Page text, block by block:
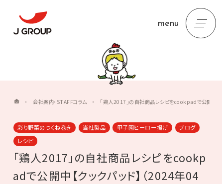
menu
・会社案内・STAFFコラム ・ 「鶏人2017」の自社商品レシピをcookpadで公開中【
彩り野菜のつくね巻き 当社製品 甲子園ヒーロー揚げ
ブログ
レシピ
「鶏人2017」の自社商品レシピをcookp
adで公開中【クックパッド】（2024年04